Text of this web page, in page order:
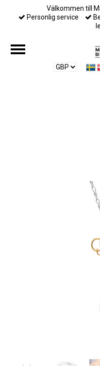
Välkommen till
Personlig service